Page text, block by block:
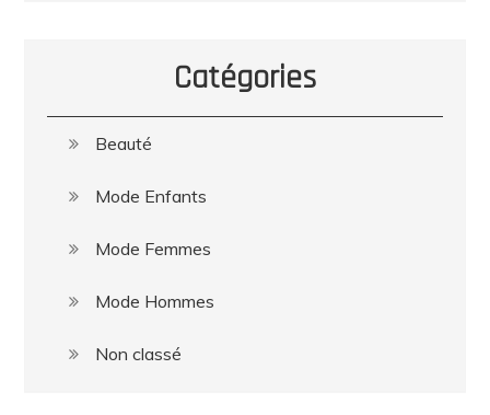
Catégories
Beauté
Mode Enfants
Mode Femmes
Mode Hommes
Non classé